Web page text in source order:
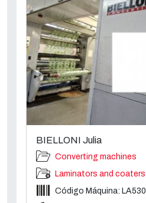
BIELLONI Julia
Converting machines
Laminators and coaters
Código Máquina: LA530